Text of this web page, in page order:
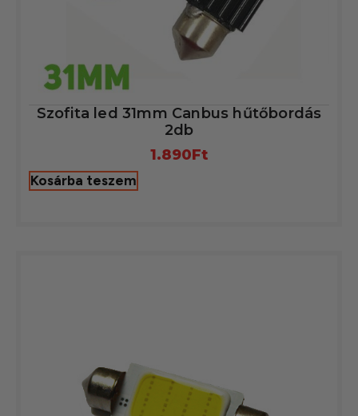
Szofita led 31mm Canbus hűtőbordás
2db
1.890Ft
Kosárba teszem